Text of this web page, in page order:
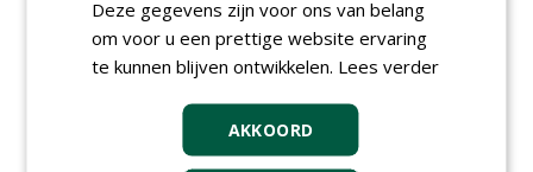
Iedereen kan gratis kleine advertenties
plaatsen via zijn eigen account.
Deze gegevens zijn voor ons van belang
om voor u een prettige website ervaring
te kunnen blijven ontwikkelen. Lees verder
AKKOORD